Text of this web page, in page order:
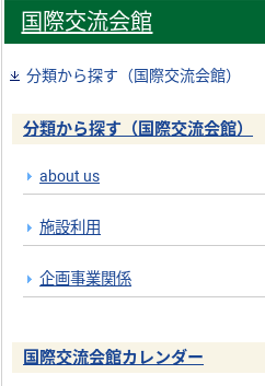
国際交流会館
分類から探す（国際交流会館）
分類から探す（国際交流会館）
about us
施設利用
企画事業関係
国際交流会館カレンダー